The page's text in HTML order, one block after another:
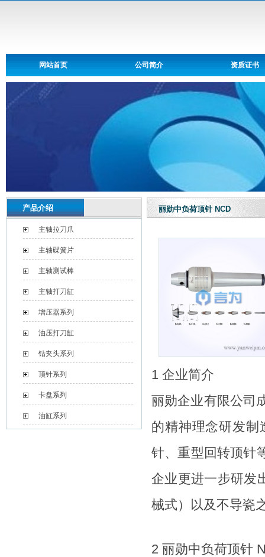
网站首页 公司简介 资质证书
丽勋中负荷顶针 NCD
1 企业简介
丽勋企业有限公司
的精神理念研发制
针、重型回转顶针
企业更进一步研发
械式）以及不导瓷
2 丽勋中负荷顶针
产品介绍
主轴拉刀爪
主轴碟簧片
主轴测试棒
主轴打刀缸
增压器系列
油压打刀缸
钻夹头系列
顶针系列
卡盘系列
油缸系列